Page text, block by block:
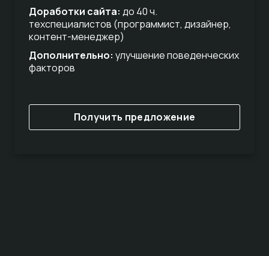
Доработки сайта: до 40 ч.
техспециалистов (программист, дизайнер,
контент-менеджер)
Дополнительно: улучшение поведенческих
факторов
Получить предложение